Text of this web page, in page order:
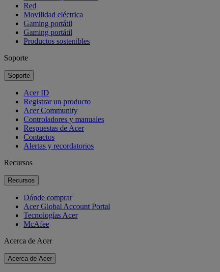
Red
Movilidad eléctrica
Gaming portátil
Gaming portátil
Productos sostenibles
Soporte
Soporte
Acer ID
Registrar un producto
Acer Community
Controladores y manuales
Respuestas de Acer
Contactos
Alertas y recordatorios
Recursos
Recursos
Dónde comprar
Acer Global Account Portal
Tecnologías Acer
McAfee
Acerca de Acer
Acerca de Acer